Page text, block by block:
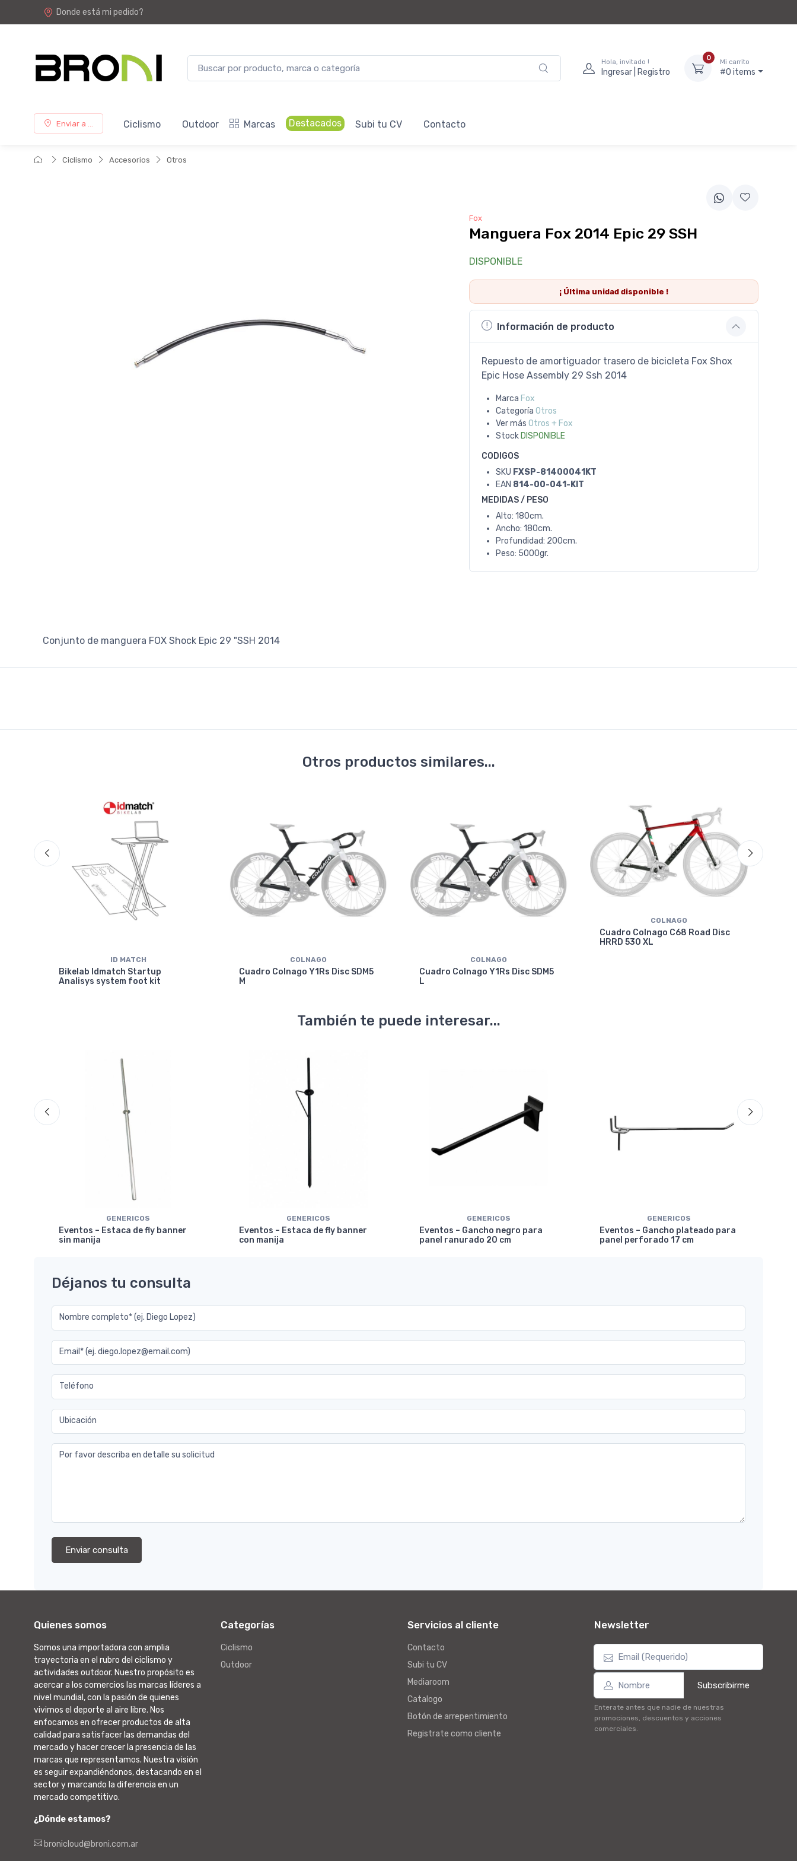
Donde está mi pedido?
Hola, invitado !
Ingresar | Registro
0
Mi carrito
#0 items
Enviar a ... Ciclismo Outdoor Marcas Destacados Subi tu CV Contacto
Ciclismo Accesorios Otros
Fox
Manguera Fox 2014 Epic 29 SSH
DISPONIBLE
¡ Última unidaddisponible !
Información de producto
Repuesto de amortiguador trasero de bicicleta Fox Shox
Epic Hose Assembly 29 Ssh 2014
Marca Fox
Categoría Otros
Ver más Otros + Fox
Stock DISPONIBLE
CODIGOS
SKU FXSP-81400041KT
EAN 814-00-041-KIT
MEDIDAS / PESO
Alto: 180cm.
Ancho: 180cm.
Profundidad: 200cm.
Peso: 5000gr.
Conjunto de manguera FOX Shock Epic 29 "SSH 2014
Otros productos similares...
ID MATCH
Bikelab Idmatch Startup
Analisys system foot kit
COLNAGO
Cuadro Colnago Y1Rs Disc SDM5
M
COLNAGO
Cuadro Colnago Y1Rs Disc SDM5
L
COLNAGO
Cuadro Colnago C68 Road Disc
HRRD 530 XL
También te puede interesar...
GENERICOS
Eventos – Estaca de fly banner
sin manija
GENERICOS
Eventos – Estaca de fly banner
con manija
GENERICOS
Eventos – Gancho negro para
panel ranurado 20 cm
GENERICOS
Eventos – Gancho plateado para
panel perforado 17 cm
Déjanos tu consulta
Nombre completo* (ej. Diego Lopez)
Email* (ej. diego.lopez@email.com)
Teléfono
Ubicación
Por favor describa en detalle su solicitud
Enviar consulta
Quienes somos
Somos una importadora con amplia
trayectoria en el rubro del ciclismo y
actividades outdoor. Nuestro propósito es
acercar a los comercios las marcas líderes a
nivel mundial, con la pasión de quienes
vivimos el deporte al aire libre. Nos
enfocamos en ofrecer productos de alta
calidad para satisfacer las demandas del
mercado y hacer crecer la presencia de las
marcas que representamos. Nuestra visión
es seguir expandiéndonos, destacando en el
sector y marcando la diferencia en un
mercado competitivo.
¿Dónde estamos?
bronicloud@broni.com.ar
Categorías
Ciclismo
Outdoor
Servicios al cliente
Contacto
Subi tu CV
Mediaroom
Catalogo
Botón de arrepentimiento
Registrate como cliente
Newsletter
Subscribirme
Enterate antes que nadie de nuestras
promociones, descuentos y acciones
comerciales.